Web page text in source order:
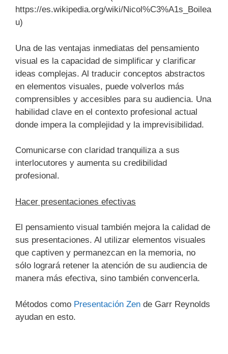
https://es.wikipedia.org/wiki/Nicol%C3%A1s_Boilea
u)
Una de las ventajas inmediatas del pensamiento
visual es la capacidad de simplificar y clarificar
ideas complejas. Al traducir conceptos abstractos
en elementos visuales, puede volverlos más
comprensibles y accesibles para su audiencia. Una
habilidad clave en el contexto profesional actual
donde impera la complejidad y la imprevisibilidad.
Comunicarse con claridad tranquiliza a sus
interlocutores y aumenta su credibilidad
profesional.
Hacer presentaciones efectivas
El pensamiento visual también mejora la calidad de
sus presentaciones. Al utilizar elementos visuales
que captiven y permanezcan en la memoria, no
sólo logrará retener la atención de su audiencia de
manera más efectiva, sino también convencerla.
Métodos como Presentación Zen de Garr Reynolds
ayudan en esto.